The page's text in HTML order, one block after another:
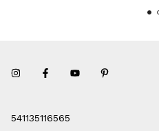
541135116565